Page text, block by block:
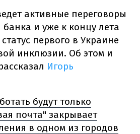
активные переговоры
и уже к концу лета
первого в Украине
инклюзии. Об этом и
Игорь
будут только
почта" закрывает
в одном из городов